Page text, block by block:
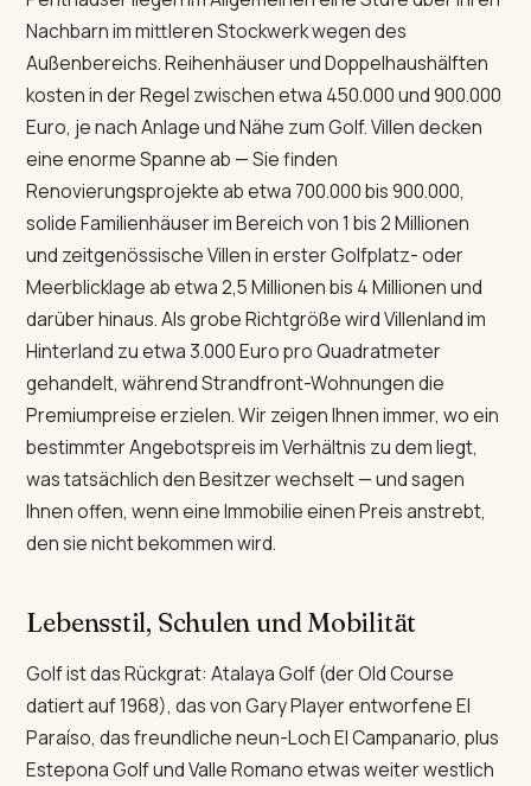
Nachbarn im mittleren Stockwerk wegen des
Außenbereichs. Reihenhäuser und Doppelhaushälften
kosten in der Regel zwischen etwa 450.000 und 900.000
Euro, je nach Anlage und Nähe zum Golf. Villen decken
eine enorme Spanne ab — Sie finden
Renovierungsprojekte ab etwa 700.000 bis 900.000,
solide Familienhäuser im Bereich von 1 bis 2 Millionen
und zeitgenössische Villen in erster Golfplatz- oder
Meerblicklage ab etwa 2,5 Millionen bis 4 Millionen und
darüber hinaus. Als grobe Richtgröße wird Villenland im
Hinterland zu etwa 3.000 Euro pro Quadratmeter
gehandelt, während Strandfront-Wohnungen die
Premiumpreise erzielen. Wir zeigen Ihnen immer, wo ein
bestimmter Angebotspreis im Verhältnis zu dem liegt,
was tatsächlich den Besitzer wechselt — und sagen
Ihnen offen, wenn eine Immobilie einen Preis anstrebt,
den sie nicht bekommen wird.
Lebensstil, Schulen und Mobilität
Golf ist das Rückgrat: Atalaya Golf (der Old Course
datiert auf 1968), das von Gary Player entworfene El
Paraíso, das freundliche neun-Loch El Campanario, plus
Estepona Golf und Valle Romano etwas weiter westlich